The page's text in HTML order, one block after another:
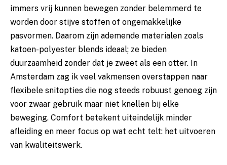
immers vrij kunnen bewegen zonder belemmerd te
worden door stijve stoffen of ongemakkelijke
pasvormen. Daarom zijn ademende materialen zoals
katoen-polyester blends ideaal; ze bieden
duurzaamheid zonder dat je zweet als een otter. In
Amsterdam zag ik veel vakmensen overstappen naar
flexibele snitopties die nog steeds robuust genoeg zijn
voor zwaar gebruik maar niet knellen bij elke
beweging. Comfort betekent uiteindelijk minder
afleiding en meer focus op wat echt telt: het uitvoeren
van kwaliteitswerk.